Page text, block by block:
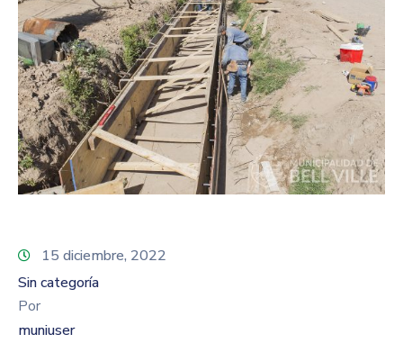
15 diciembre, 2022
Sin categoría
Por
muniuser